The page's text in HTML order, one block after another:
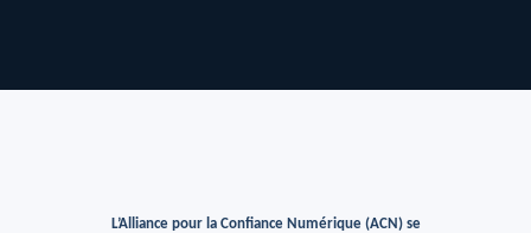
L’Alliance pour la Confiance Numérique (ACN) se